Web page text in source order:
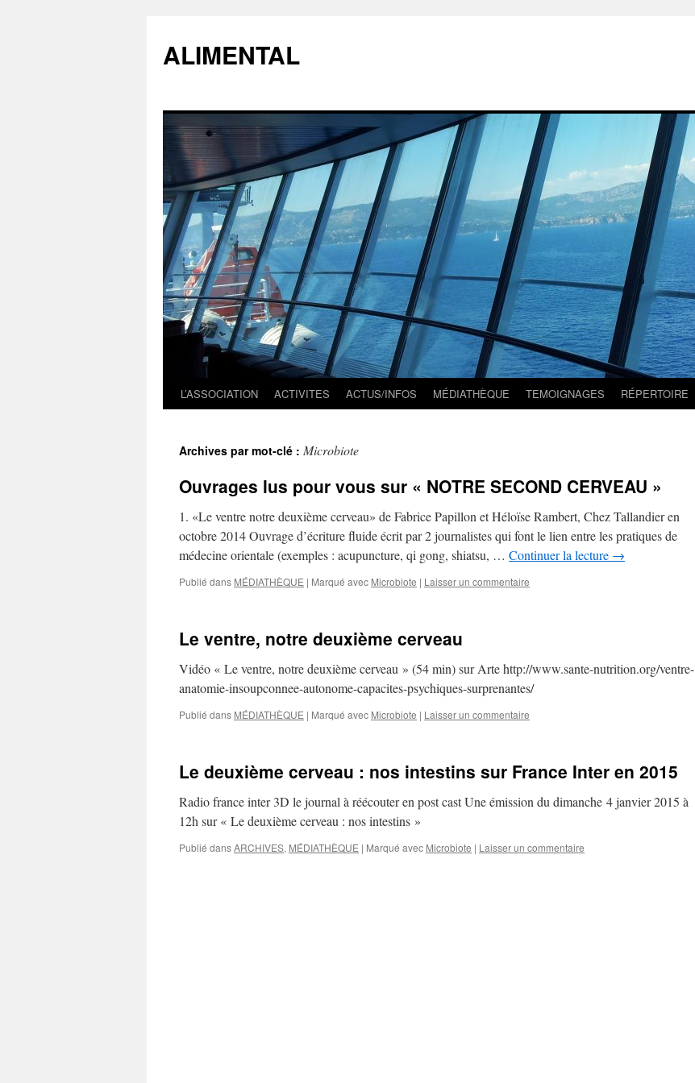
ALIMENTAL
L’ASSOCIATION ACTIVITES ACTUS/INFOS MÉDIATHÈQUE TEMOIGNAGES RÉPERTOIRE
Archives par mot-clé : Microbiote
Ouvrages lus pour vous sur « NOTRE SECOND CERVEAU »
1. «Le ventre notre deuxième cerveau» de Fabrice Papillon et Héloïse Rambert, Chez Tallandier en
octobre 2014 Ouvrage d’écriture fluide écrit par 2 journalistes qui font le lien entre les pratiques de
médecine orientale (exemples : acupuncture, qi gong, shiatsu, … Continuer la lecture →
Publié dans MÉDIATHÈQUE | Marqué avec Microbiote | Laisser un commentaire
Le ventre, notre deuxième cerveau
Vidéo « Le ventre, notre deuxième cerveau » (54 min) sur Arte http://www.sante-nutrition.org/ventre-
anatomie-insoupconnee-autonome-capacites-psychiques-surprenantes/
Publié dans MÉDIATHÈQUE | Marqué avec Microbiote | Laisser un commentaire
Le deuxième cerveau : nos intestins sur France Inter en 2015
Radio france inter 3D le journal à réécouter en post cast Une émission du dimanche 4 janvier 2015 à
12h sur « Le deuxième cerveau : nos intestins »
Publié dansARCHIVES, MÉDIATHÈQUE | Marqué avec Microbiote | Laisser un commentaire